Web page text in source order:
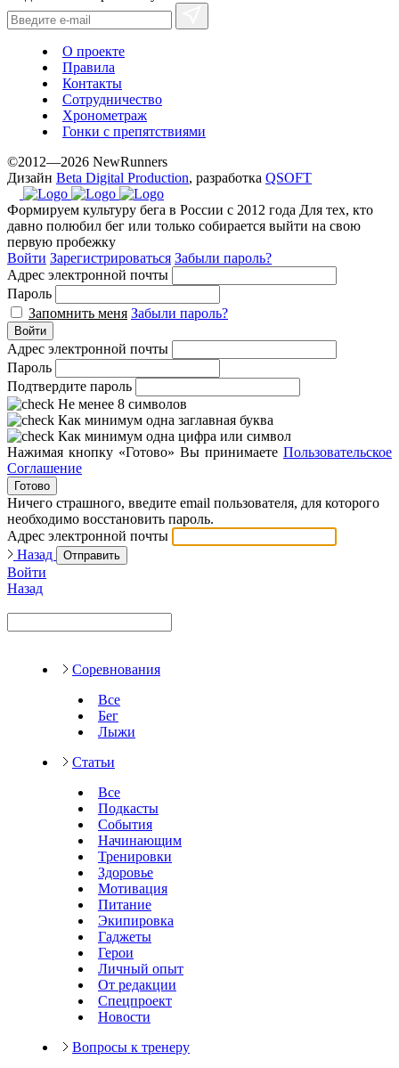
О проекте
Правила
Контакты
Сотрудничество
Хронометраж
Гонки с препятствиями
©2012—2026 NewRunners
Дизайн Beta Digital Production, разработка QSOFT
Формируем культуру бега в России с 2012 года Для тех, кто
давно полюбил бег или только собирается выйти на свою
первую пробежку
Войти Зарегистрироваться Забыли пароль?
Адрес электронной почты
Пароль
Запомнить меня Забыли пароль?
Войти
Адрес электронной почты
Пароль
Подтвердите пароль
Не менее 8 символов
Как минимум одна заглавная буква
Как минимум одна цифра или символ
Нажимая кнопку «Готово» Вы принимаете Пользовательское
Соглашение
Готово
Ничего страшного, введите email пользователя, для которого
необходимо восстановить пароль.
Адрес электронной почты
Назад
Отправить
Войти
Назад
Соревнования
Все
Бег
Лыжи
Статьи
Все
Подкасты
События
Начинающим
Тренировки
Здоровье
Мотивация
Питание
Экипировка
Гаджеты
Герои
Личный опыт
От редакции
Спецпроект
Новости
Вопросы к тренеру